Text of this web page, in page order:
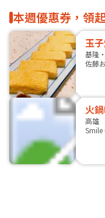
本週優惠券，領
玉
基隆
佐藤
火
高雄
Smile